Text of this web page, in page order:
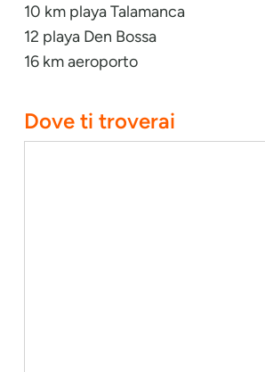
10 km playa Talamanca
12 playa Den Bossa
16 km aeroporto
Dove ti troverai